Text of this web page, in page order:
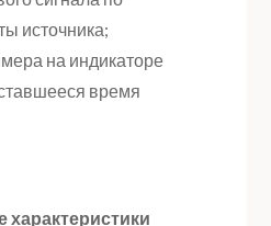
источника;
на индикаторе
время
характеристики